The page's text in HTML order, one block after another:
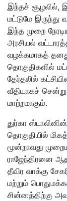
இந்தச் சூழலில்,
மட்டுமே
இந்த முறை
அரசியல்
வழக்கமாகத்
தொகுதிகளில்
தேர்தலில்
வீதியாகச் சென்று
மாற்றமாகும்.
துர்கா
தொகுதியில்
மூன்றாவது
ராஜேந்திரனை
தீவிர வாக்கு
மற்றும்
சின்னத்திற்கு